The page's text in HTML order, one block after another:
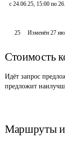
с 24.06.25, 15:00 по
25 Изменён27
Стоимость
Идёт запрос
предложит
Маршруты и